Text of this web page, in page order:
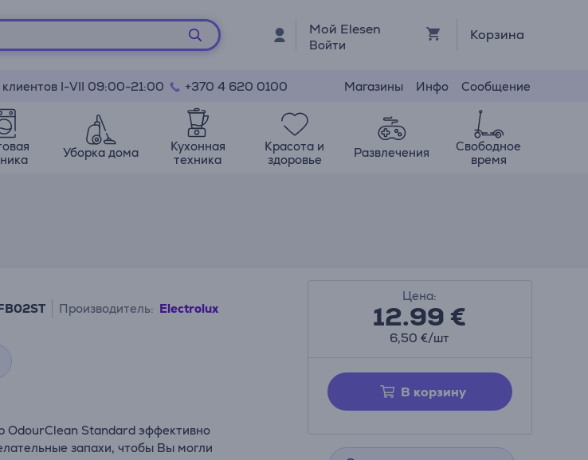
Мой Elesen
Войти
Корзина
I-VII 09:00-21:00 +370 4 620 0100 Магазины Инфо Сообщение
Уборка дома
Кухонная
техника
Красота и
здоровье
Развлечения
Свободное
время
Производитель: Electrolux
OdourClean Standard эффективно
запахи, чтобы Вы могли
Цена:
12.99€
6,50 €/шт
В корзину